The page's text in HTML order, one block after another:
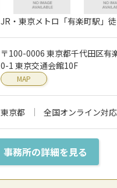
JR・東京メトロ「有楽町駅」
〒100-0006 東京都千代田区有
0-1 東京交通会館10F
MAP
東京都 全国オンライン対
事務所の詳細を見る